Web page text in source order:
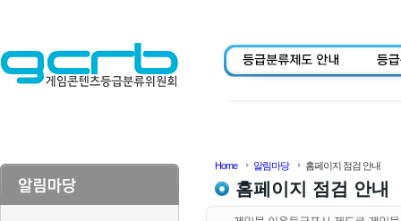
Home 알림마당 홈페이지 점검 안내
홈페이지 점검 안내